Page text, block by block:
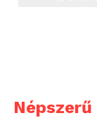
Népszerű